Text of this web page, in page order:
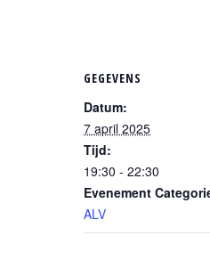
GEGEVENS
Datum:
7 april 2025
Tijd:
19:30 - 22:30
Evenement
ALV